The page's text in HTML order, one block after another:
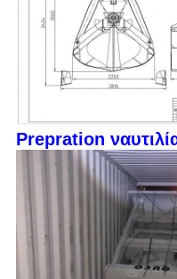
Prepration